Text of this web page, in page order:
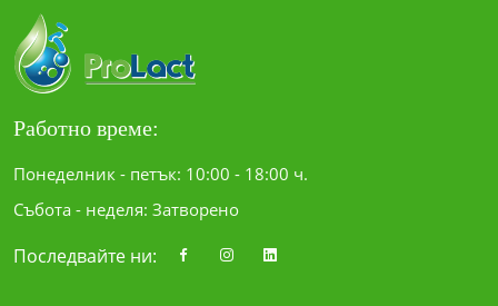
Работно време:
Понеделник - петък: 10:00 - 18:00 ч.
Събота - неделя: Затворено
Последвайте ни: